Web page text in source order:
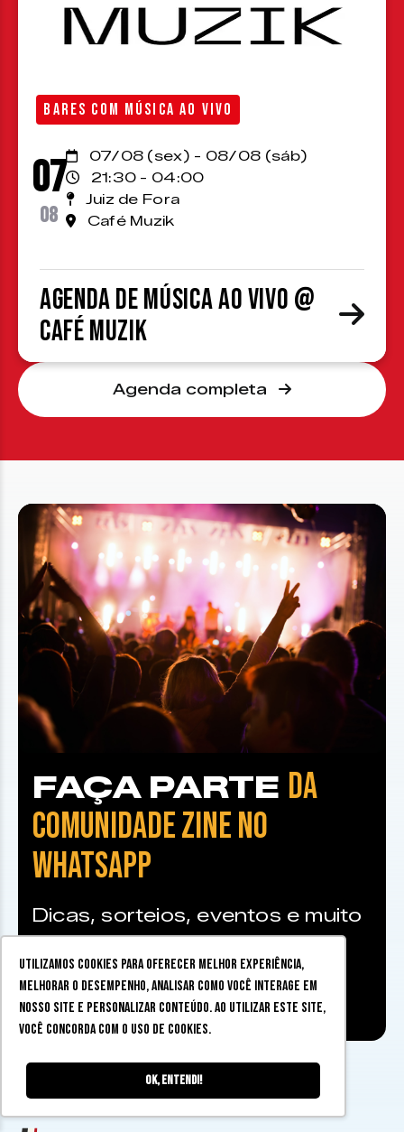
Utilizamos cookies para oferecer melhor experiência,
melhorar o desempenho, analisar como você interage em
nosso site e personalizar conteúdo. Ao utilizar este site,
você concorda com o uso de cookies.
Ok, entendi!
BARES COM MÚSICA AO VIVO
07
08
07/08 (sex) - 08/08 (sáb)
21:30 - 04:00
Juiz de Fora
Café Muzik
Agenda de Música ao Vivo @
Café Muzik
Agenda completa
FAÇA PARTE DA
COMUNIDADE ZINE NO
WHATSAPP
Dicas, sorteios, eventos e muito
Faça parte da comunidade